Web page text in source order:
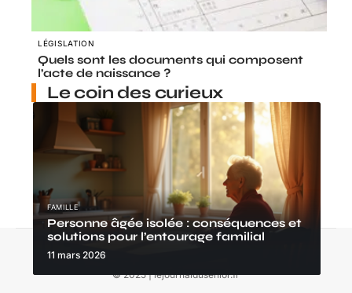
LÉGISLATION
Quels sont les documents qui composent
l’acte de naissance ?
Le coin des curieux
FAMILLE
Personne âgée isolée : conséquences et
solutions pour l’entourage familial
11 mars 2026
© 2025 | lejournaldusenior.fr
Contact